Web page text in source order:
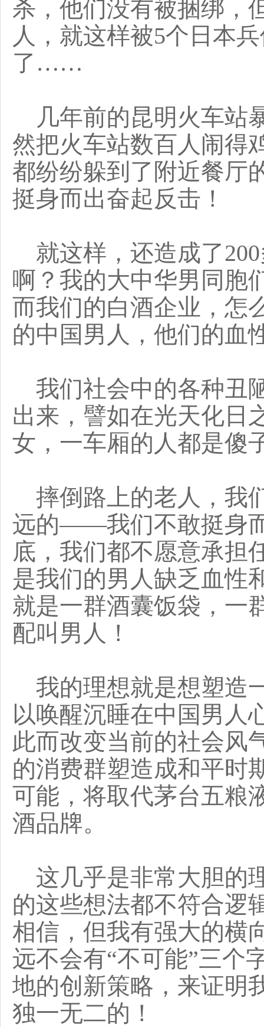
杀，他们没有被捆绑，
人，就这样被5个日本
了……
几年前的昆明火车站
然把火车站数百人闹得
都纷纷躲到了附近餐厅
挺身而出奋起反击！
就这样，还造成了
啊？我的大中华男同胞
而我们的白酒企业，怎
的中国男人，他们的血
我们社会中的各种丑
出来，譬如在光天化日
女，一车厢的人都是傻
摔倒路上的老人，我
远的——我们不敢挺身
底，我们都不愿意承担
是我们的男人缺乏血性
就是一群酒囊饭袋，一
配叫男人！
我的理想就是想塑造
以唤醒沉睡在中国男人
此而改变当前的社会风
的消费群塑造成和平时
可能，将取代茅台五粮
酒品牌。
这几乎是非常大胆的
的这些想法都不符合逻
相信，但我有强大的横
远不会有“不可能”三个
地的创新策略，来证明
独一无二的！